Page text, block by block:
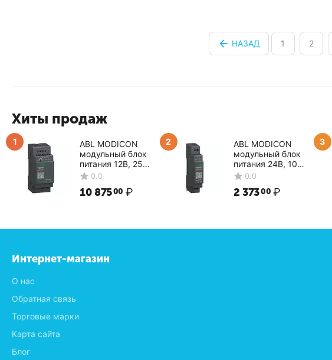
НАЗАД 1 2
Хиты продаж
1
ABL MODICON
модульный блок
питания 12В, 25Вт
ABLM1A12021
0.0
10 87500 ₽
2
ABL MODICON
модульный блок
питания 24В, 10Вт
ABLM1A24004
0.0
2 37300 ₽
3
Интернет-магазин
О нас
Обратная связь
Торговые марки
Карта сайта
Блог